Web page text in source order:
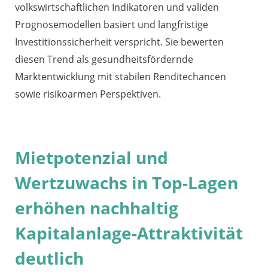
volkswirtschaftlichen Indikatoren und validen
Prognosemodellen basiert und langfristige
Investitionssicherheit verspricht. Sie bewerten
diesen Trend als gesundheitsfördernde
Marktentwicklung mit stabilen Renditechancen
sowie risikoarmen Perspektiven.
Mietpotenzial und
Wertzuwachs in Top-Lagen
erhöhen nachhaltig
Kapitalanlage-Attraktivität
deutlich